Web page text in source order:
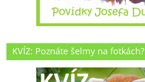
KVÍZ: Poznáte šelmy na fotkách?